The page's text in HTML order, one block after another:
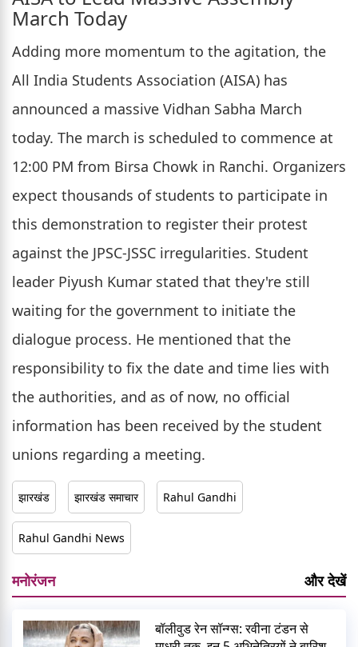
March Today
Adding more momentum to the agitation, the
All India Students Association (AISA) has
announced a massive Vidhan Sabha March
today. The march is scheduled to commence at
12:00 PM from Birsa Chowk in Ranchi. Organizers
expect thousands of students to participate in
this demonstration to register their protest
against the JPSC-JSSC irregularities. Student
leader Piyush Kumar stated that they're still
waiting for the government to initiate the
dialogue process. He mentioned that the
responsibility to fix the date and time lies with
the authorities, and as of now, no official
information has been received by the student
unions regarding a meeting.
झारखंड झारखंड समाचार Rahul Gandhi
Rahul Gandhi News
मनोरंजन और देखें
बॉलीवुड रेन सॉन्ग्स: रवीना टंडन से